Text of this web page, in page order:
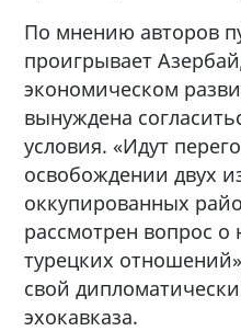
По мнению авторов
проигрывает
экономическом
вынуждена
условия. «Идут
освобождении двух
оккупированных
рассмотрен вопрос
турецких
свой
эхокавказа.